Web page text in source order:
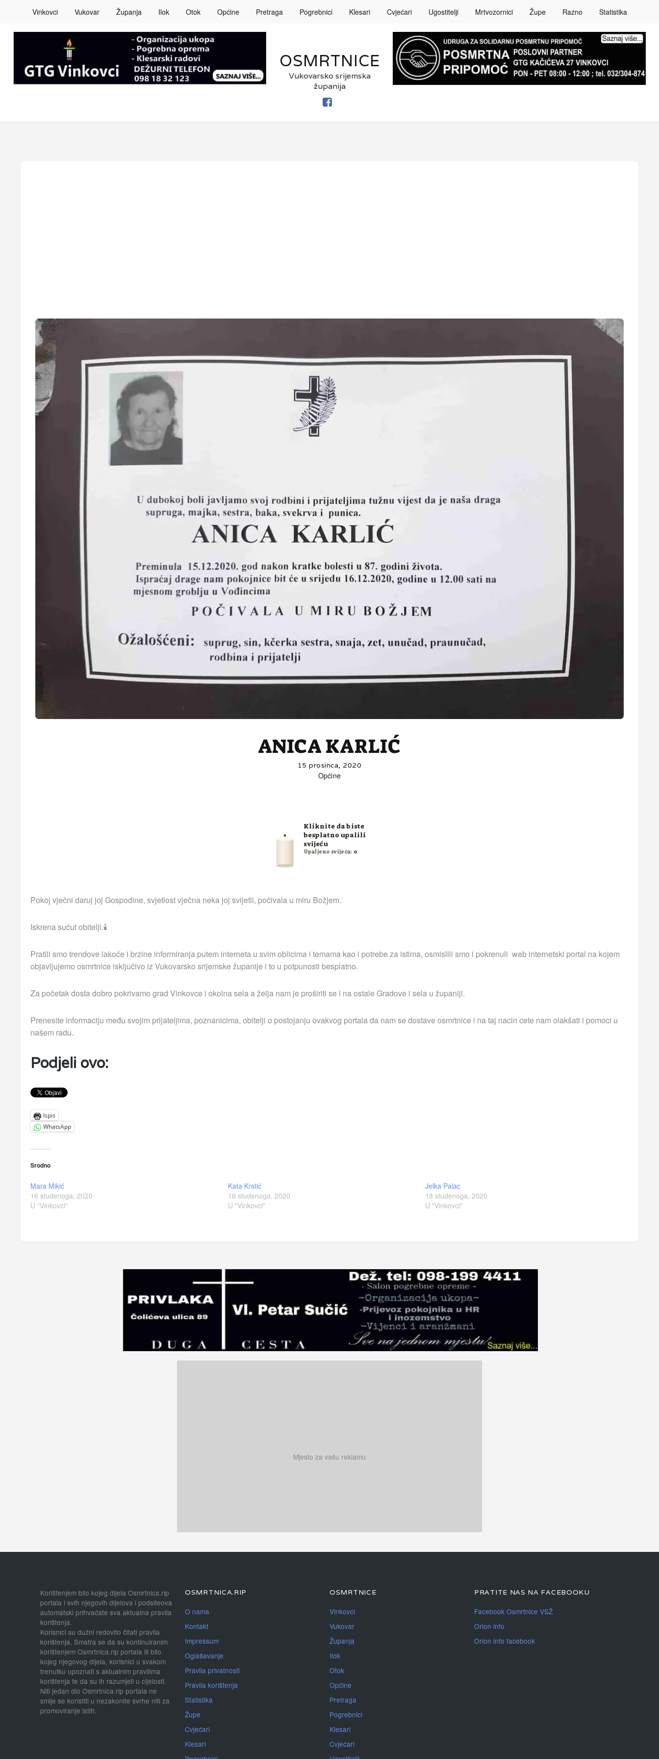
Vinkovci Vukovar Županja Ilok Otok Općine Pretraga Pogrebnici Klesari Cvjećari Ugostitelji Mrtvozornici Župe Razno Statistika
OSMRTNICE
Vukovarsko srijemska
županija
ANICA KARLIĆ
15 prosinca, 2020
Općine
Kliknite da biste
besplatno upalili
svijeću
Upaljeno svijeća: 0
Pokoj vječni daruj joj Gospodine, svjetlost vječna neka joj svijetli, počivala u miru Božjem.
Iskrena sućut obitelji.🕯
Pratili smo trendove lakoće i brzine informiranja putem interneta u svim oblicima i temama kao i potrebe za istima, osmislili smo i pokrenuli web internetski portal na kojem
objavljujemo osmrtnice isključivo iz Vukovarsko srijemske županije i to u potpunosti besplatno.
Za početak dosta dobro pokrivamo grad Vinkovce i okolna sela a želja nam je proširiti se i na ostale Gradove i sela u županiji.
Prenesite informaciju među svojim prijateljima, poznanicima, obitelji o postojanju ovakvog portala da nam se dostave osmrtnice i na taj nacin cete nam olakšati i pomoci u
našem radu.
Podjeli ovo:
Ispis
WhatsApp
Srodno
Mara Mikić
16 studenoga, 2020
U "Vinkovci"
Kata Krstić
16 studenoga, 2020
U "Vinkovci"
Jelka Palac
18 studenoga, 2020
U "Vinkovci"
Mjesto za vašu reklamu
Korištenjem bilo kojeg dijela Osmrtnica.rip
portala i svih njegovih dijelova i podsiteova
automatski prihvaćate sva aktualna pravila
korištenja.
Korisnici su dužni redovito čitati pravila
korištenja. Smatra se da su kontinuiranim
korištenjem Osmrtnica.rip portala ili bilo
kojeg njegovog dijela, korisnici u svakom
trenutku upoznati s aktualnim pravilima
korištenja te da su ih razumjeli u cijelosti.
Niti jedan dio Osmrtnica.rip portala ne
smije se koristiti u nezakonite svrhe niti za
promoviranje istih.
OSMRTNICA.RIP
O nama
Kontakt
Impressum
Oglašavanje
Pravila privatnosti
Pravila korištenja
Statistika
Župe
Cvjećari
Klesari
OSMRTNICE
Vinkovci
Vukovar
Županja
Ilok
Otok
Općine
Pretraga
Pogrebnici
Klesari
Cvjećari
PRATITE NAS NA FACEBOOKU
Facebook Osmrtnice VSŽ
Orion info
Orion info facebook